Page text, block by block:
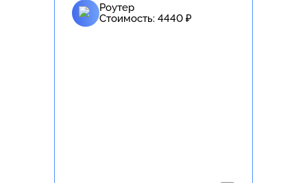
Роутер
Стоимость: 4440 ₽